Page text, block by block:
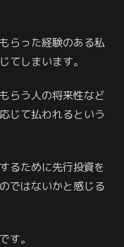
らった経験のある私
てしまいます。
らう人の将来性など
じて払われるという
るために先行投資を
ではないかと感じる
す。